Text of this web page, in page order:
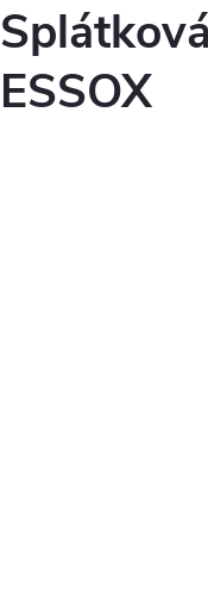
ESSOX